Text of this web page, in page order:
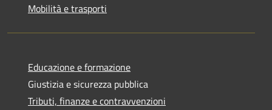
Mobilità e trasporti
Educazione e formazione
Giustizia e sicurezza pubblica
Tributi, finanze e contravvenzioni